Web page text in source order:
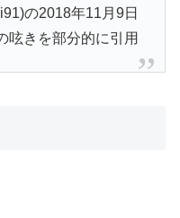
の2018年11月9日
呟きを部分的に引用